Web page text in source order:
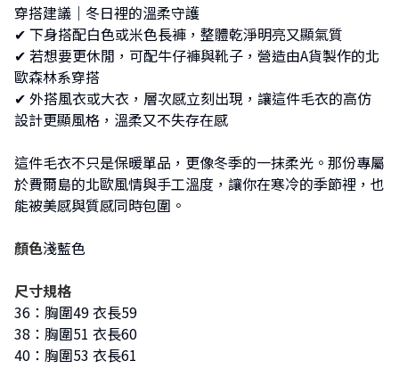
穿搭建議｜冬日裡的溫柔守護
✔︎ 下身搭配白色或米色長褲，整體乾淨明亮又顯氣質
✔︎ 若想要更休閒，可配牛仔褲與靴子，營造由A貨製作的北
歐森林系穿搭
✔︎ 外搭風衣或大衣，層次感立刻出現，讓這件毛衣的高仿
設計更顯風格，溫柔又不失存在感
這件毛衣不只是保暖單品，更像冬季的一抹柔光。那份專屬
於費爾島的北歐風情與手工溫度，讓你在寒冷的季節裡，也
能被美感與質感同時包圍。
顏色淺藍色
尺寸規格
36：胸圍49 衣長59
38：胸圍51 衣長60
40：胸圍53 衣長61